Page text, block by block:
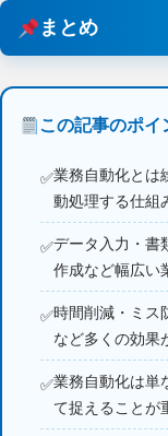
まとめ
この記事のポイ
業務自動化とは
動処理する仕組
データ入力・書
作成など幅広い
時間削減・ミス
など多くの効果
業務自動化は単
て捉えることが